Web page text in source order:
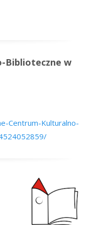
Biblioteczne w
Centrum-Kulturalno-